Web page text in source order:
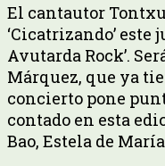
El cantautor
‘Cicatrizando’ este
Avutarda Rock’.
Márquez, que ya
concierto pone
contado en esta
Bao, Estela de